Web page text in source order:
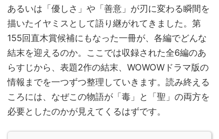
あるいは「優しさ」や「善意」が刃に変わる瞬間を
描いたイヤミスとして語り継がれてきました。第
155回直木賞候補にもなった一冊が、各編でどんな
結末を迎えるのか。ここでは収録された全6編のあ
らすじから、表題2作の結末、WOWOWドラマ版の
情報までを一つずつ整理していきます。読み終える
ころには、なぜこの物語が「毒」と「聖」の両方を
必要としたのかが見えてくるはずです。